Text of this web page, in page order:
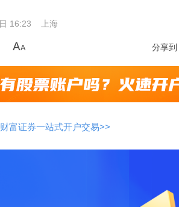
16:23 上海
分享到
富证券一站式开户交易>>